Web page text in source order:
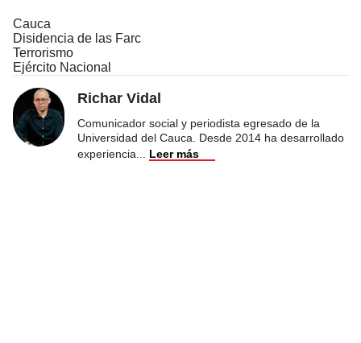
Cauca
Disidencia de las Farc
Terrorismo
Ejército Nacional
Richar Vidal
Comunicador social y periodista egresado de la
Universidad del Cauca. Desde 2014 ha desarrollado
experiencia
Leer más